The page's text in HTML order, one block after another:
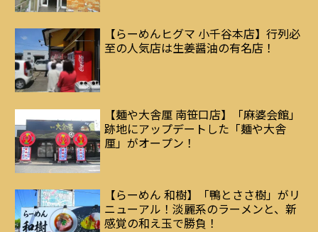
【らーめんヒグマ 小千谷本店】行列必
至の人気店は生姜醤油の有名店！
【麺や大舎厘 南笹口店】「麻婆会館」
跡地にアップデートした「麺や大舎
厘」がオープン！
【らーめん 和樹】「鴨とささ樹」がリ
ニューアル！淡麗系のラーメンと、新
感覚の和え玉で勝負！